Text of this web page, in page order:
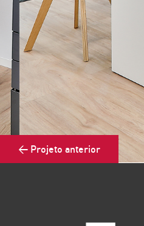
< Projeto anterior